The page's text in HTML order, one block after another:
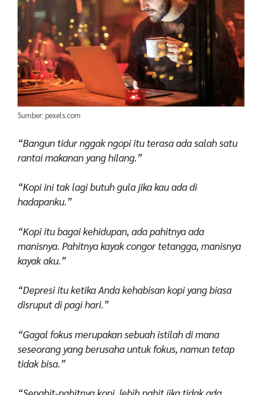
Sumber: pexels.com
“Bangun tidur nggak ngopi itu terasa ada salah satu
rantai makanan yang hilang.”
“Kopi ini tak lagi butuh gula jika kau ada di
hadapanku.”
“Kopi itu bagai kehidupan, ada pahitnya ada
manisnya. Pahitnya kayak congor tetangga, manisnya
kayak aku.”
“Depresi itu ketika Anda kehabisan kopi yang biasa
disruput di pagi hari.”
“Gagal fokus merupakan sebuah istilah di mana
seseorang yang berusaha untuk fokus, namun tetap
tidak bisa.”